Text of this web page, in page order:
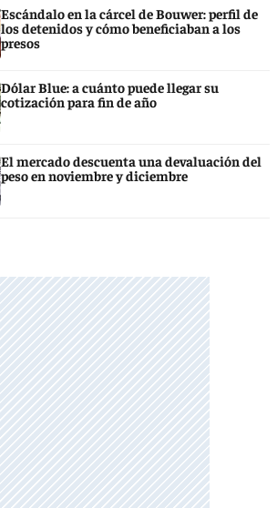
Escándalo en la cárcel de Bouwer: perfil de
los detenidos y cómo beneficiaban a los
presos
Dólar Blue: a cuánto puede llegar su
cotización para fin de año
El mercado descuenta una devaluación del
peso en noviembre y diciembre